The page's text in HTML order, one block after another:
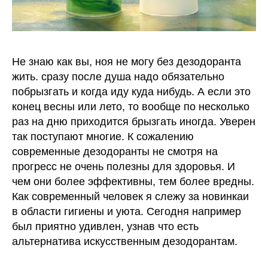
Не знаю как вы, ноя не могу без дезодоранта
жить. сразу после душа надо обязательно
побрызгать и когда иду куда нибудь. А если это
конец весны или лето, то вообще по несколько
раз на дню приходится брызгать иногда. Уверен
так поступают многие. К сожалению
современные дезодоранты не смотря на
прогресс не очень полезны для здоровья. И
чем они более эффективны, тем более вредны.
Как современный человек я слежу за новинкаи
в области гигиены и уюта. Сегодня например
был приятно удивлен, узнав что есть
альтернатива искусственным дезодорантам.